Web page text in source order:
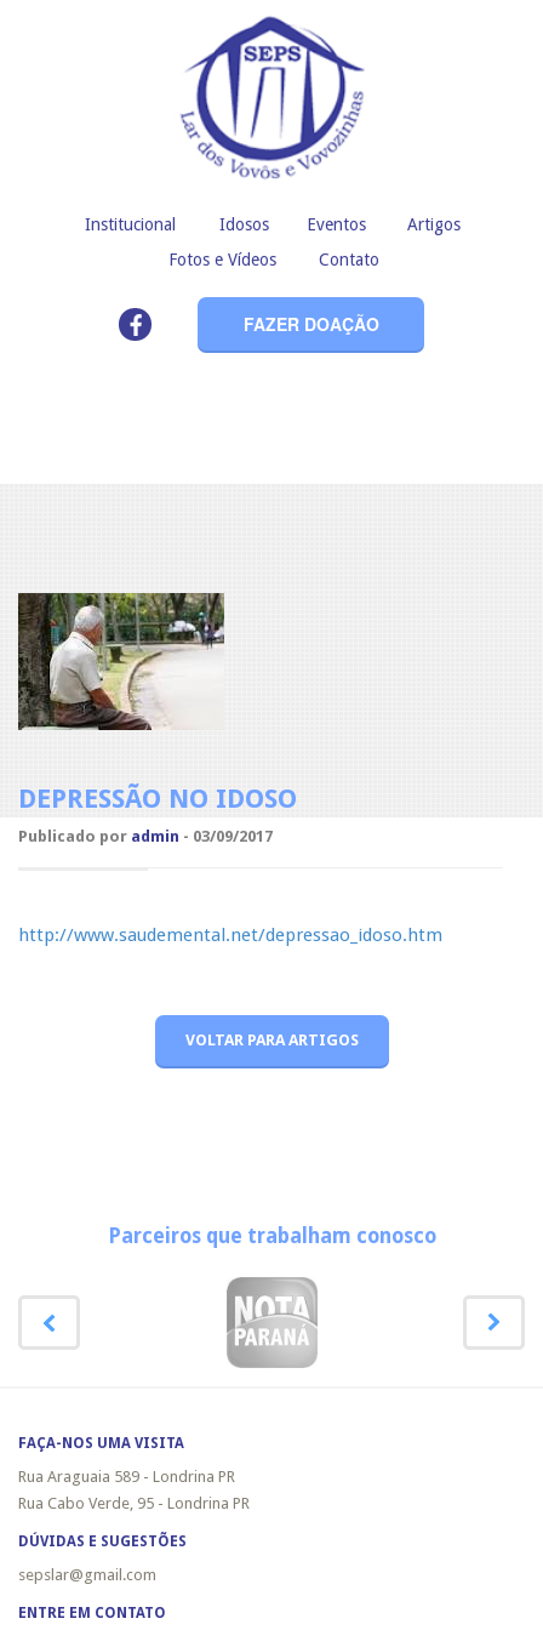
Institucional Idosos Eventos
Artigos
Fotos e Vídeos
Contato
FAZER DOAÇÃO
DEPRESSÃO NO IDOSO
Publicado por admin - 03/09/2017
http://www.saudemental.net/depressao_idoso.htm
VOLTAR PARA ARTIGOS
Parceiros que trabalham conosco
FAÇA-NOS UMA VISITA
Rua Araguaia 589 - Londrina PR
Rua Cabo Verde, 95 - Londrina PR
DÚVIDAS E SUGESTÕES
sepslar@gmail.com
ENTRE EM CONTATO